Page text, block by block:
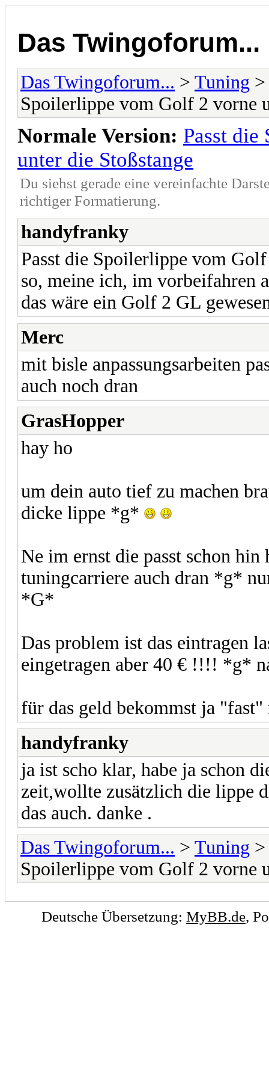
Das Twingoforum...
Das Twingoforum... > Tuning
Spoilerlippe vom Golf 2 vorne
Normale Version: Passt
unter die Stoßstange
Du siehst gerade eine vereinfachte
richtiger Formatierung.
handyfranky
Passt die Spoilerlippe vom
so, meine ich, im vorbeifahren
das wäre ein Golf 2 GL
Merc
mit bisle anpassungsarbeiten
auch noch dran
GrasHopper
hay ho
um dein auto tief zu machen
dicke lippe *g*
Ne im ernst die passt schon
tuningcarriere auch dran *g*
*G*
Das problem ist das eintragen
eingetragen aber 40 € !!!! *g*
für das geld bekommst ja
handyfranky
ja ist scho klar, habe ja schon
zeit,wollte zusätzlich die lippe
das auch. danke .
Das Twingoforum... > Tuning
Spoilerlippe vom Golf 2 vorne
Deutsche Übersetzung: MyBB.de,